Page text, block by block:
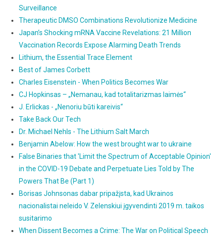
Surveillance
Therapeutic DMSO Combinations Revolutionize Medicine
Japan’s Shocking mRNA Vaccine Revelations: 21 Million
Vaccination Records Expose Alarming Death Trends
Lithium, the Essential Trace Element
Best of James Corbett
Charles Eisenstein - When Politics Becomes War
CJ Hopkinsas – „Nemanau, kad totalitarizmas laimės“
J. Erlickas - „Nenoriu būti kareivis“
Take Back Our Tech
Dr. Michael Nehls - The Lithium Salt March
Benjamin Abelow: How the west brought war to ukraine
False Binaries that 'Limit the Spectrum of Acceptable Opinion'
in the COVID-19 Debate and Perpetuate Lies Told by The
Powers That Be (Part 1)
Borisas Johnsonas dabar pripažįsta, kad Ukrainos
nacionalistai neleido V. Zelenskiui įgyvendinti 2019 m. taikos
susitarimo
When Dissent Becomes a Crime: The War on Political Speech